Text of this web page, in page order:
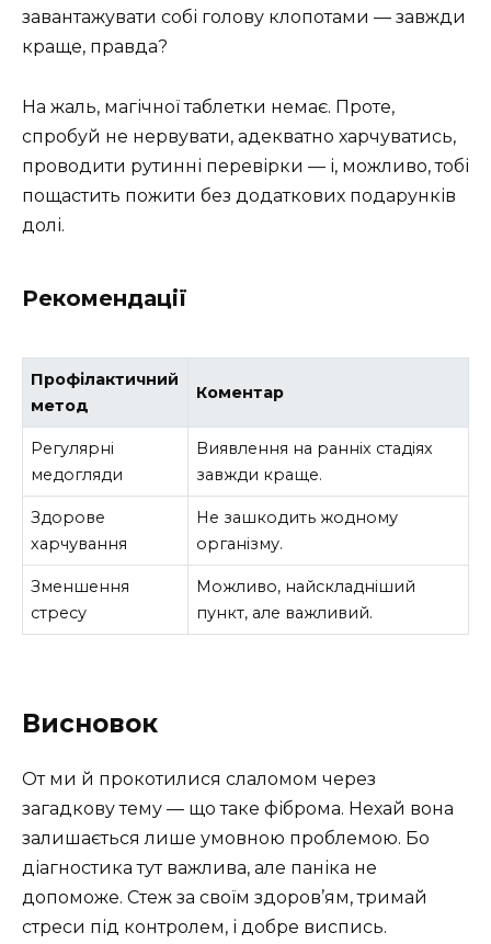
завантажувати собі голову клопотами — завжди
краще, правда?
На жаль, магічної таблетки немає. Проте,
спробуй не нервувати, адекватно харчуватись,
проводити рутинні перевірки — і, можливо, тобі
пощастить пожити без додаткових подарунків
долі.
Рекомендації
Профілактичний
метод
Коментар
Регулярні
медогляди
Виявлення на ранніх стадіях
завжди краще.
Здорове
харчування
Не зашкодить жодному
організму.
Зменшення
стресу
Можливо, найскладніший
пункт, але важливий.
Висновок
От ми й прокотилися слаломом через
загадкову тему — що таке фіброма. Нехай вона
залишається лише умовною проблемою. Бо
діагностика тут важлива, але паніка не
допоможе. Стеж за своїм здоров’ям, тримай
стреси під контролем, і добре виспись.